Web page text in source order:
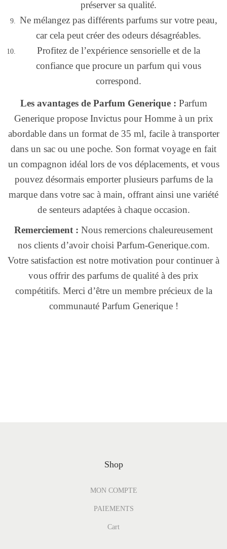
préserver sa qualité.
Ne mélangez pas différents parfums sur votre peau,
car cela peut créer des odeurs désagréables.
Profitez de l’expérience sensorielle et de la
confiance que procure un parfum qui vous
correspond.
Les avantages de Parfum Generique : Parfum
Generique propose Invictus pour Homme à un prix
abordable dans un format de 35 ml, facile à transporter
dans un sac ou une poche. Son format voyage en fait
un compagnon idéal lors de vos déplacements, et vous
pouvez désormais emporter plusieurs parfums de la
marque dans votre sac à main, offrant ainsi une variété
de senteurs adaptées à chaque occasion.
Remerciement : Nous remercions chaleureusement
nos clients d’avoir choisi Parfum-Generique.com.
Votre satisfaction est notre motivation pour continuer à
vous offrir des parfums de qualité à des prix
compétitifs. Merci d’être un membre précieux de la
communauté Parfum Generique !
Shop
MON COMPTE
PAIEMENTS
Cart